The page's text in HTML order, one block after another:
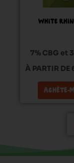
WHITE
7% CBG et
À PARTIR
ACHÈTE-
du